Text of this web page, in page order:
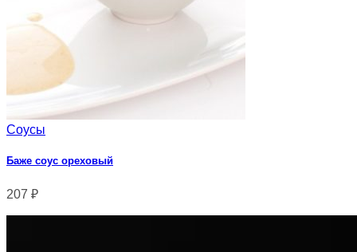
Соусы
Баже соус ореховый
207 ₽